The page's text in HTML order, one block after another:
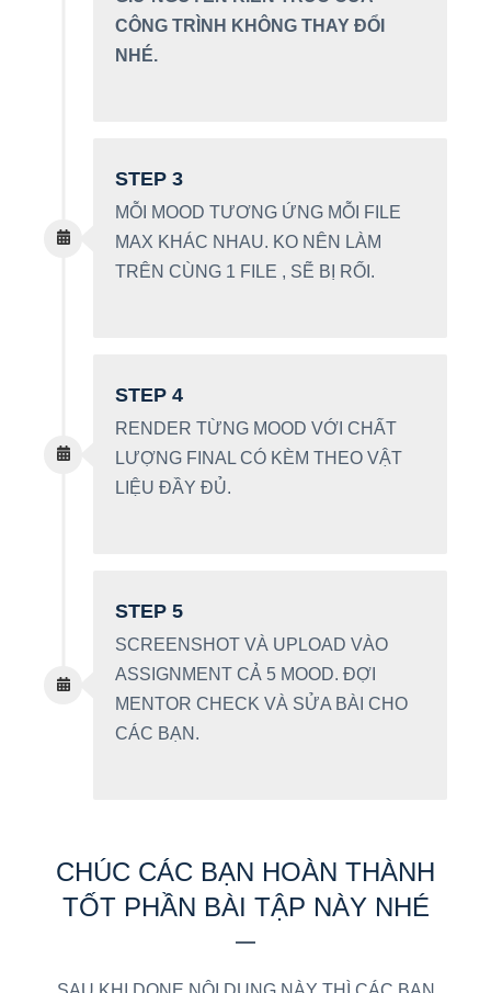
CÔNG TRÌNH KHÔNG THAY ĐỔI
NHÉ.
STEP 3
MỖI MOOD TƯƠNG ỨNG MỖI FILE
MAX KHÁC NHAU. KO NÊN LÀM
TRÊN CÙNG 1 FILE , SẼ BỊ RỐI.
STEP 4
RENDER TỪNG MOOD VỚI CHẤT
LƯỢNG FINAL CÓ KÈM THEO VẬT
LIỆU ĐẦY ĐỦ.
STEP 5
SCREENSHOT VÀ UPLOAD VÀO
ASSIGNMENT CẢ 5 MOOD. ĐỢI
MENTOR CHECK VÀ SỬA BÀI CHO
CÁC BẠN.
CHÚC CÁC BẠN HOÀN THÀNH
TỐT PHẦN BÀI TẬP NÀY NHÉ